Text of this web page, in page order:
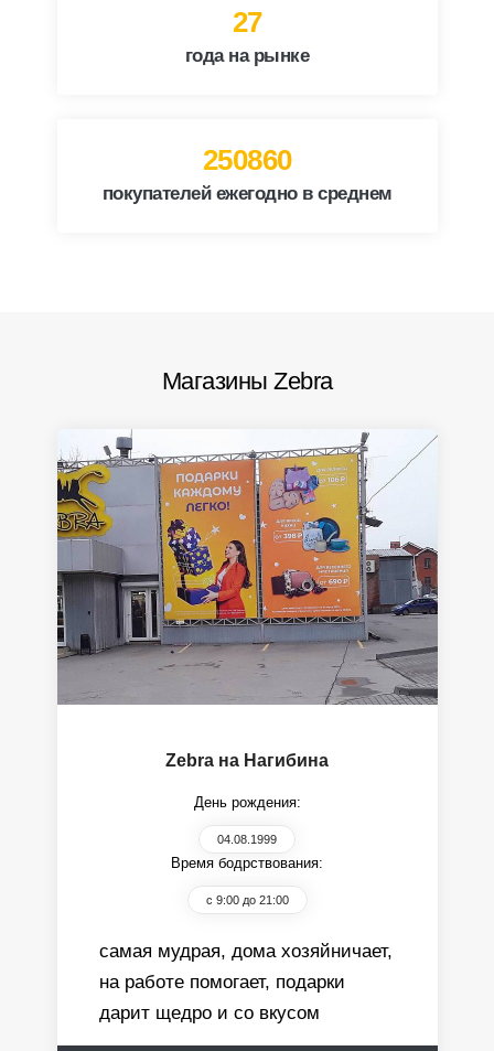
27
года на рынке
317755
покупателей ежегодно в среднем
Магазины Zebra
Zebra на Нагибина
День рождения:
04.08.1999
Время бодрствования:
с 9:00 до 21:00
самая мудрая, дома хозяйничает,
на работе помогает, подарки
дарит щедро и со вкусом